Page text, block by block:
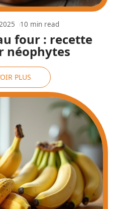
four : recette
néophytes
10 min read
PLUS